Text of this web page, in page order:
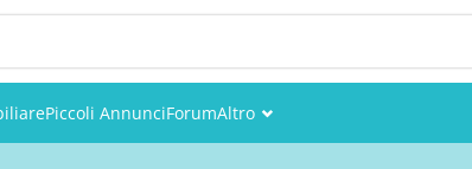
Piccoli AnnunciForumAltro